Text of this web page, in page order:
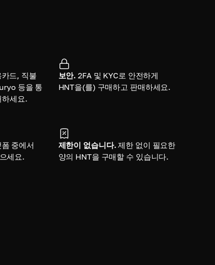
카드, 직불
등을 통
세요.
보안. 2FA 및 KYC로 안전하게
HNT을(를) 구매하고 판매하세요.
중에서
세요.
제한이 없습니다. 제한 없이 필요한
양의 HNT을 구매할 수 있습니다.